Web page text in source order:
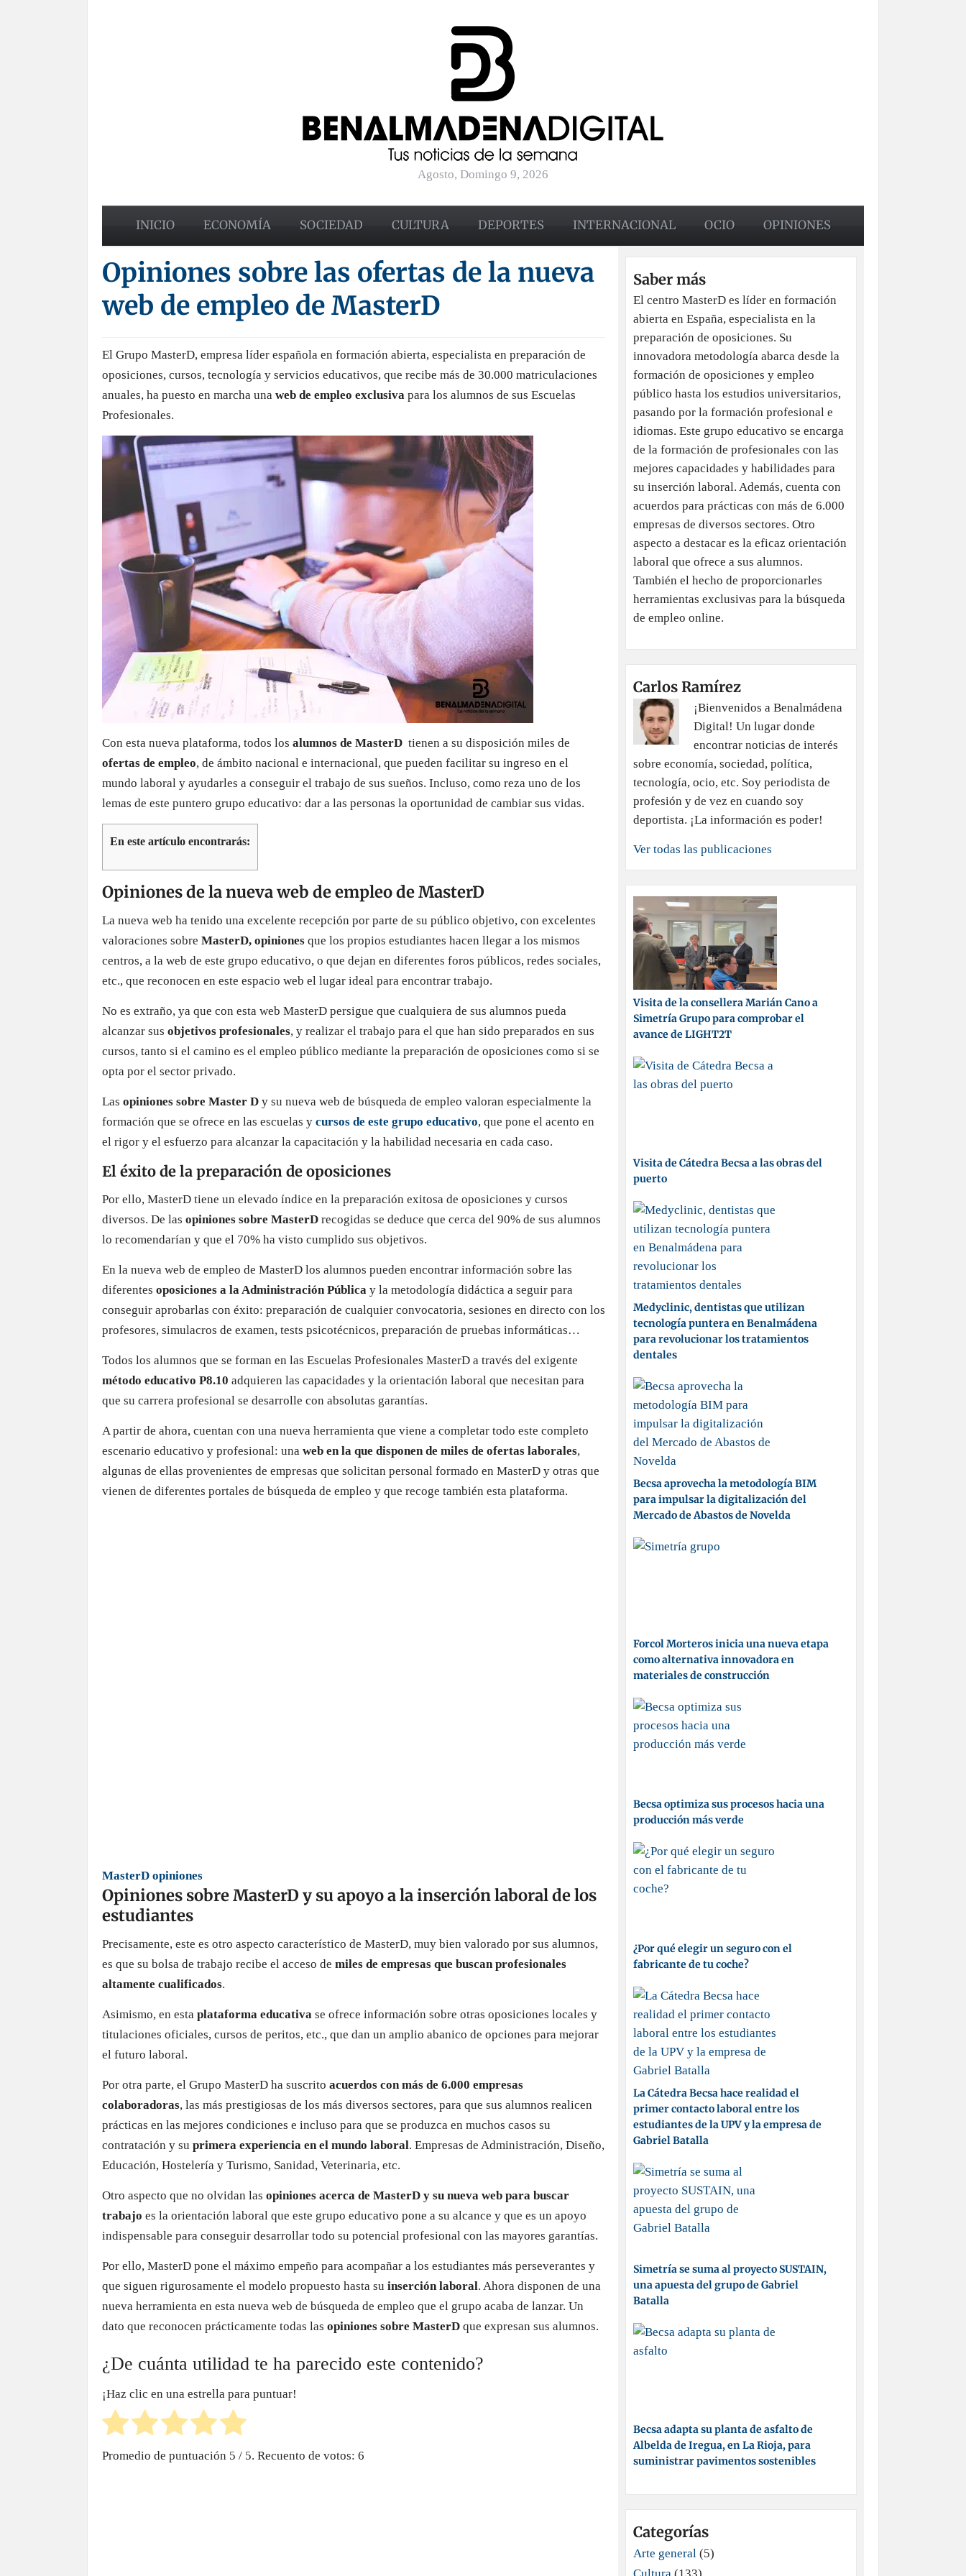
Agosto, Domingo 9, 2026
INICIO ECONOMÍA SOCIEDAD CULTURA DEPORTES INTERNACIONAL OCIO OPINIONES
Opiniones sobre las ofertas de la nueva
web de empleo de MasterD
El Grupo MasterD, empresa líder española en formación abierta, especialista en preparación de
oposiciones, cursos, tecnología y servicios educativos, que recibe más de 30.000 matriculaciones
anuales, ha puesto en marcha una web de empleo exclusiva para los alumnos de sus Escuelas
Profesionales.
Con esta nueva plataforma, todos los alumnos de MasterD tienen a su disposición miles de
ofertas de empleo, de ámbito nacional e internacional, que pueden facilitar su ingreso en el
mundo laboral y ayudarles a conseguir el trabajo de sus sueños. Incluso, como reza uno de los
lemas de este puntero grupo educativo: dar a las personas la oportunidad de cambiar sus vidas.
En este artículo encontrarás:
Opiniones de la nueva web de empleo de MasterD
La nueva web ha tenido una excelente recepción por parte de su público objetivo, con excelentes
valoraciones sobre MasterD, opiniones que los propios estudiantes hacen llegar a los mismos
centros, a la web de este grupo educativo, o que dejan en diferentes foros públicos, redes sociales,
etc., que reconocen en este espacio web el lugar ideal para encontrar trabajo.
No es extraño, ya que con esta web MasterD persigue que cualquiera de sus alumnos pueda
alcanzar sus objetivos profesionales, y realizar el trabajo para el que han sido preparados en sus
cursos, tanto si el camino es el empleo público mediante la preparación de oposiciones como si se
opta por el sector privado.
Las opiniones sobre Master D y su nueva web de búsqueda de empleo valoran especialmente la
formación que se ofrece en las escuelas y cursos de este grupo educativo, que pone el acento en
el rigor y el esfuerzo para alcanzar la capacitación y la habilidad necesaria en cada caso.
El éxito de la preparación de oposiciones
Por ello, MasterD tiene un elevado índice en la preparación exitosa de oposiciones y cursos
diversos. De las opiniones sobre MasterD recogidas se deduce que cerca del 90% de sus alumnos
lo recomendarían y que el 70% ha visto cumplido sus objetivos.
En la nueva web de empleo de MasterD los alumnos pueden encontrar información sobre las
diferentes oposiciones a la Administración Pública y la metodología didáctica a seguir para
conseguir aprobarlas con éxito: preparación de cualquier convocatoria, sesiones en directo con los
profesores, simulacros de examen, tests psicotécnicos, preparación de pruebas informáticas…
Todos los alumnos que se forman en las Escuelas Profesionales MasterD a través del exigente
método educativo P8.10 adquieren las capacidades y la orientación laboral que necesitan para
que su carrera profesional se desarrolle con absolutas garantías.
A partir de ahora, cuentan con una nueva herramienta que viene a completar todo este completo
escenario educativo y profesional: una web en la que disponen de miles de ofertas laborales,
algunas de ellas provenientes de empresas que solicitan personal formado en MasterD y otras que
vienen de diferentes portales de búsqueda de empleo y que recoge también esta plataforma.
MasterD opiniones
Opiniones sobre MasterD y su apoyo a la inserción laboral de los
estudiantes
Precisamente, este es otro aspecto característico de MasterD, muy bien valorado por sus alumnos,
es que su bolsa de trabajo recibe el acceso de miles de empresas que buscan profesionales
altamente cualificados.
Asimismo, en esta plataforma educativa se ofrece información sobre otras oposiciones locales y
titulaciones oficiales, cursos de peritos, etc., que dan un amplio abanico de opciones para mejorar
el futuro laboral.
Por otra parte, el Grupo MasterD ha suscrito acuerdos con más de 6.000 empresas
colaboradoras, las más prestigiosas de los más diversos sectores, para que sus alumnos realicen
prácticas en las mejores condiciones e incluso para que se produzca en muchos casos su
contratación y su primera experiencia en el mundo laboral. Empresas de Administración, Diseño,
Educación, Hostelería y Turismo, Sanidad, Veterinaria, etc.
Otro aspecto que no olvidan las opiniones acerca de MasterD y su nueva web para buscar
trabajo es la orientación laboral que este grupo educativo pone a su alcance y que es un apoyo
indispensable para conseguir desarrollar todo su potencial profesional con las mayores garantías.
Por ello, MasterD pone el máximo empeño para acompañar a los estudiantes más perseverantes y
que siguen rigurosamente el modelo propuesto hasta su inserción laboral. Ahora disponen de una
nueva herramienta en esta nueva web de búsqueda de empleo que el grupo acaba de lanzar. Un
dato que reconocen prácticamente todas las opiniones sobre MasterD que expresan sus alumnos.
¿De cuánta utilidad te ha parecido este contenido?
¡Haz clic en una estrella para puntuar!
Promedio de puntuación 5 / 5. Recuento de votos: 6
Saber más
El centro MasterD es líder en formación
abierta en España, especialista en la
preparación de oposiciones. Su
innovadora metodología abarca desde la
formación de oposiciones y empleo
público hasta los estudios universitarios,
pasando por la formación profesional e
idiomas. Este grupo educativo se encarga
de la formación de profesionales con las
mejores capacidades y habilidades para
su inserción laboral. Además, cuenta con
acuerdos para prácticas con más de 6.000
empresas de diversos sectores. Otro
aspecto a destacar es la eficaz orientación
laboral que ofrece a sus alumnos.
También el hecho de proporcionarles
herramientas exclusivas para la búsqueda
de empleo online.
Carlos Ramírez
¡Bienvenidos a Benalmádena
Digital! Un lugar donde
encontrar noticias de interés
sobre economía, sociedad, política,
tecnología, ocio, etc. Soy periodista de
profesión y de vez en cuando soy
deportista. ¡La información es poder!
Ver todas las publicaciones
Visita de la consellera Marián Cano a
Simetría Grupo para comprobar el
avance de LIGHT2T
Visita de Cátedra Becsa a las obras del
puerto
Medyclinic, dentistas que utilizan
tecnología puntera en Benalmádena
para revolucionar los tratamientos
dentales
Becsa aprovecha la metodología BIM
para impulsar la digitalización del
Mercado de Abastos de Novelda
Forcol Morteros inicia una nueva etapa
como alternativa innovadora en
materiales de construcción
Becsa optimiza sus procesos hacia una
producción más verde
¿Por qué elegir un seguro con el
fabricante de tu coche?
La Cátedra Becsa hace realidad el
primer contacto laboral entre los
estudiantes de la UPV y la empresa de
Gabriel Batalla
Simetría se suma al proyecto SUSTAIN,
una apuesta del grupo de Gabriel
Batalla
Becsa adapta su planta de asfalto de
Albelda de Iregua, en La Rioja, para
suministrar pavimentos sostenibles
Categorías
Arte general (5)